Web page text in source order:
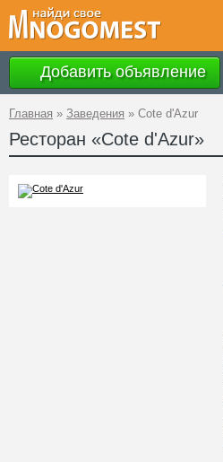
Добавить объявление
Главная » Заведения » Cote d'Azur
Ресторан «Cote d'Azur»